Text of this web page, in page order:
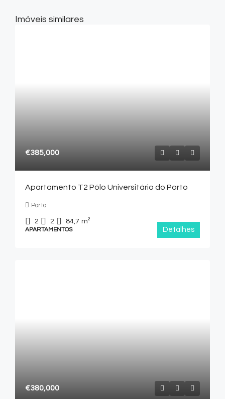
Imóveis similares
€385,000
Apartamento T2 Pólo Universitário do Porto
Porto
2 2 84,7 m²
APARTAMENTOS Detalhes
€380,000